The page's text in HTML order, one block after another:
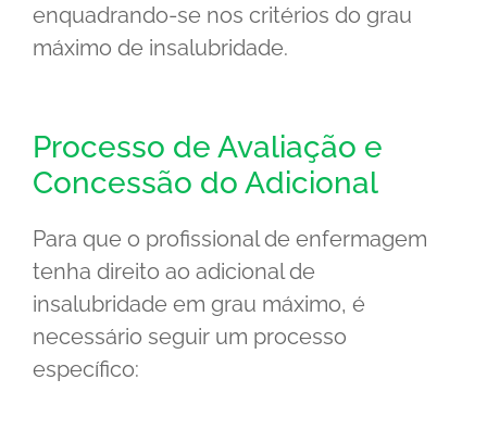
enquadrando-se nos critérios do grau
máximo de insalubridade.
Processo de Avaliação e
Concessão do Adicional
Para que o profissional de enfermagem
tenha direito ao adicional de
insalubridade em grau máximo, é
necessário seguir um processo
específico: